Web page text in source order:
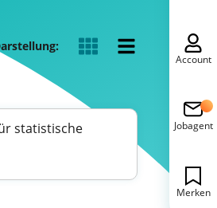
statistische
Account
Jobagent
Merken